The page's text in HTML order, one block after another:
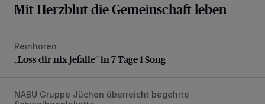
Mit Herzblut die Gemeinschaft leben
„Loss dir nix jefalle“ in 7 Tage 1 Song
Reinhören
„Loss dir nix jefalle“ in 7 Tage 1 Song
Vorbildlicher Einsatz für den Artenschutz gewürdigt
NABU Gruppe Jüchen überreicht begehrte